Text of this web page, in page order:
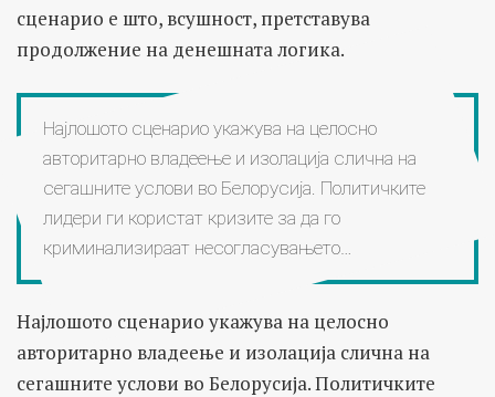
сценарио е што, всушност, претставува
продолжение на денешната логика.
Најлошото сценарио укажува на целосно
авторитарно владеење и изолација слична на
сегашните услови во Белорусија. Политичките
лидери ги користат кризите за да го
криминализираат несогласувањето…
Најлошото сценарио укажува на целосно
авторитарно владеење и изолација слична на
сегашните услови во Белорусија. Политичките